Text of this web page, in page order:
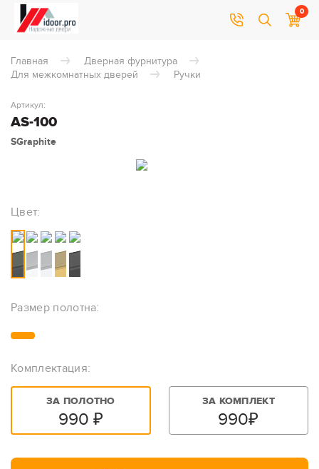
0
Главная
Дверная фурнитура
Для межкомнатных дверей
Ручки
AS-100
Артикул:
SGraphite
Цвет:
Размер полотна:
Комплектация:
ЗА ПОЛОТНО
990 ₽
ЗА КОМПЛЕКТ
990₽